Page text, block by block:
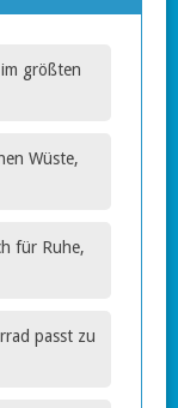
größten
Wüste,
für Ruhe,
passt zu